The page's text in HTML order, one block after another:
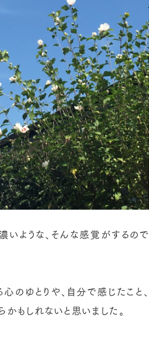
いような、そんな感覚がするので
のゆとりや、自分で感じたこと、
もしれないと思いました。